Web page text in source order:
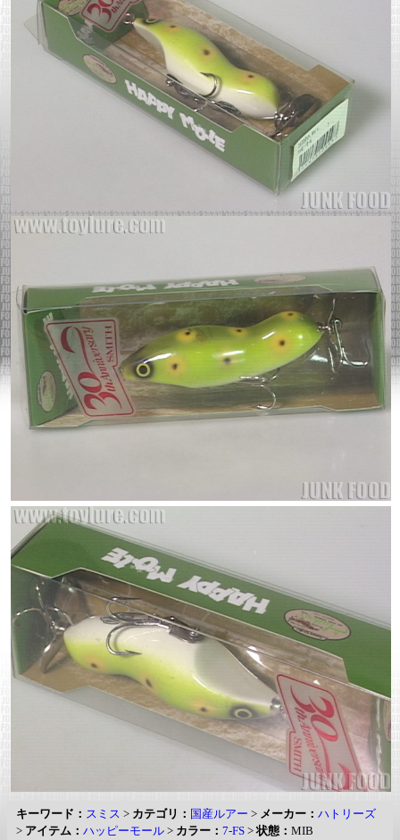
キーワード： スミス > カテゴリ： 国産ルアー > メーカー： ハトリーズ
> アイテム： ハッピーモール > カラー： 7-FS >状態： MIB